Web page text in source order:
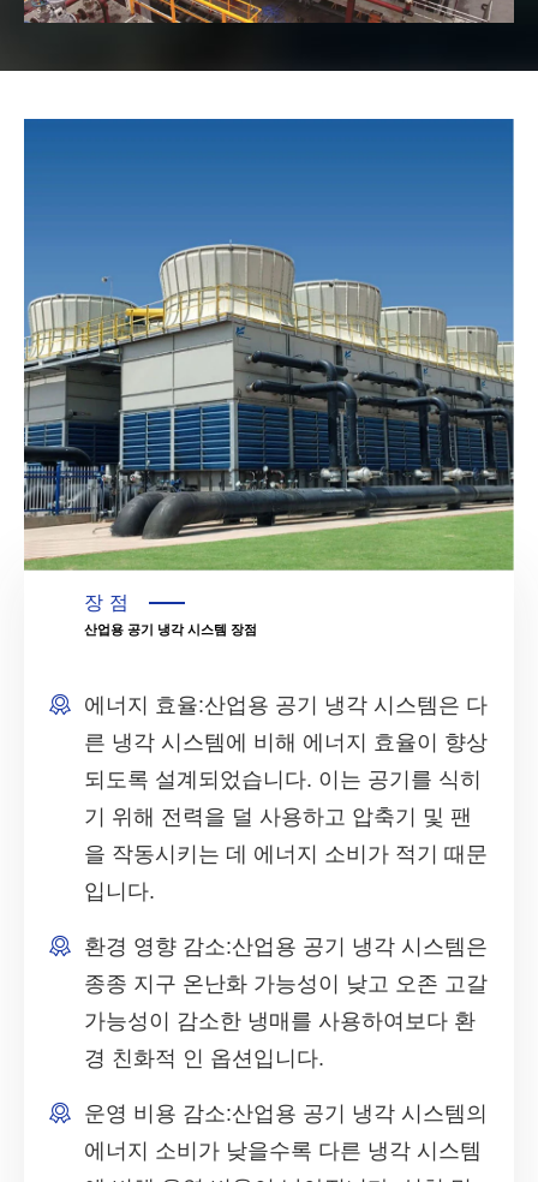
장점
산업용 공기 냉각 시스템 장점
에너지 효율:산업용 공기 냉각 시스템은 다
른 냉각 시스템에 비해 에너지 효율이 향상
되도록 설계되었습니다. 이는 공기를 식히
기 위해 전력을 덜 사용하고 압축기 및 팬
을 작동시키는 데 에너지 소비가 적기 때문
입니다.
환경 영향 감소:산업용 공기 냉각 시스템은
종종 지구 온난화 가능성이 낮고 오존 고갈
가능성이 감소한 냉매를 사용하여보다 환
경 친화적 인 옵션입니다.
운영 비용 감소:산업용 공기 냉각 시스템의
에너지 소비가 낮을수록 다른 냉각 시스템